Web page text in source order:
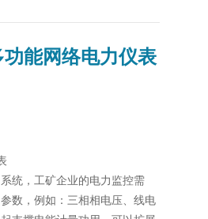
能网络电力仪表
统，工矿企业的电力监控需
数，例如：三相相电压、线电